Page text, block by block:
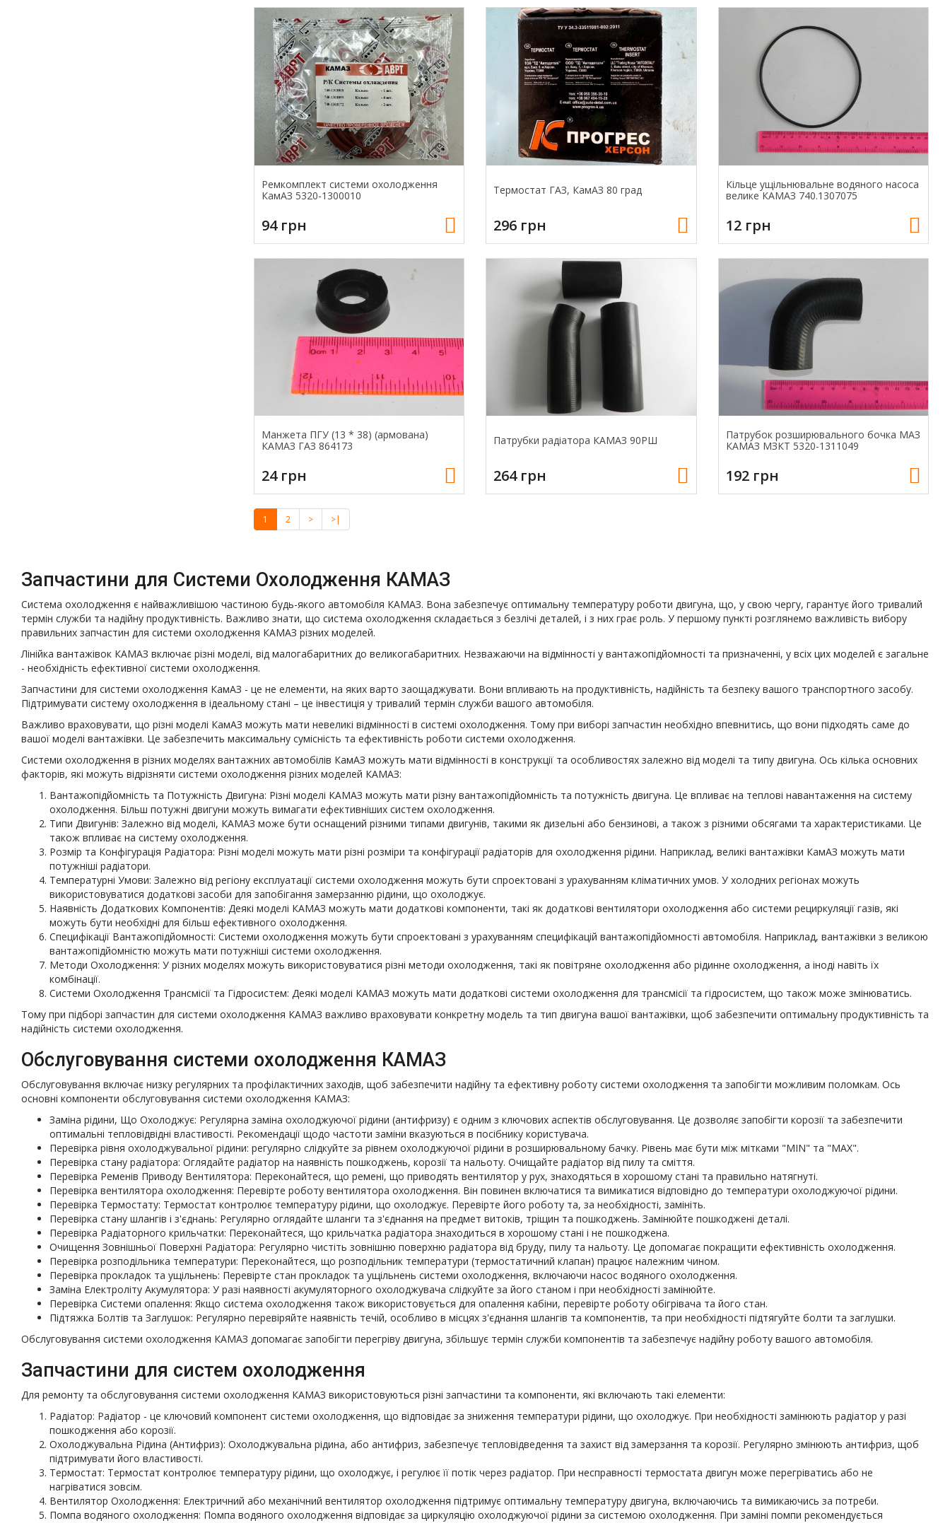
Ремкомплект системи охолодження
КамАЗ 5320-1300010
94 грн
Термостат ГАЗ, КамАЗ 80 град
296 грн
Кільце ущільнювальне водяного насоса
велике КАМАЗ 740.1307075
12 грн
Манжета ПГУ (13 * 38) (армована)
КАМАЗ ГАЗ 864173
24 грн
Патрубки радіатора КАМАЗ 90РШ
264 грн
Патрубок розширювального бочка МАЗ
КАМАЗ МЗКТ 5320-1311049
192 грн
1 2 > >|
Запчастини для Системи Охолодження КАМАЗ
Система охолодження є найважливішою частиною будь-якого автомобіля КАМАЗ. Вона забезпечує оптимальну температуру роботи двигуна, що, у свою чергу, гарантує його тривалий
термін служби та надійну продуктивність. Важливо знати, що система охолодження складається з безлічі деталей, і з них грає роль. У першому пункті розглянемо важливість вибору
правильних запчастин для системи охолодження КАМАЗ різних моделей.
Лінійка вантажівок КАМАЗ включає різні моделі, від малогабаритних до великогабаритних. Незважаючи на відмінності у вантажопідйомності та призначенні, у всіх цих моделей є загальне
- необхідність ефективної системи охолодження.
Запчастини для системи охолодження КамАЗ - це не елементи, на яких варто заощаджувати. Вони впливають на продуктивність, надійність та безпеку вашого транспортного засобу.
Підтримувати систему охолодження в ідеальному стані – це інвестиція у тривалий термін служби вашого автомобіля.
Важливо враховувати, що різні моделі КамАЗ можуть мати невеликі відмінності в системі охолодження. Тому при виборі запчастин необхідно впевнитись, що вони підходять саме до
вашої моделі вантажівки. Це забезпечить максимальну сумісність та ефективність роботи системи охолодження.
Системи охолодження в різних моделях вантажних автомобілів КамАЗ можуть мати відмінності в конструкції та особливостях залежно від моделі та типу двигуна. Ось кілька основних
факторів, які можуть відрізняти системи охолодження різних моделей КАМАЗ:
Вантажопідйомність та Потужність Двигуна: Різні моделі КАМАЗ можуть мати різну вантажопідйомність та потужність двигуна. Це впливає на теплові навантаження на систему
охолодження. Більш потужні двигуни можуть вимагати ефективніших систем охолодження.
Типи Двигунів: Залежно від моделі, КАМАЗ може бути оснащений різними типами двигунів, такими як дизельні або бензинові, а також з різними обсягами та характеристиками. Це
також впливає на систему охолодження.
Розмір та Конфігурація Радіатора: Різні моделі можуть мати різні розміри та конфігурації радіаторів для охолодження рідини. Наприклад, великі вантажівки КамАЗ можуть мати
потужніші радіатори.
Температурні Умови: Залежно від регіону експлуатації системи охолодження можуть бути спроектовані з урахуванням кліматичних умов. У холодних регіонах можуть
використовуватися додаткові засоби для запобігання замерзанню рідини, що охолоджує.
Наявність Додаткових Компонентів: Деякі моделі КАМАЗ можуть мати додаткові компоненти, такі як додаткові вентилятори охолодження або системи рециркуляції газів, які
можуть бути необхідні для більш ефективного охолодження.
Специфікації Вантажопідйомності: Системи охолодження можуть бути спроектовані з урахуванням специфікацій вантажопідйомності автомобіля. Наприклад, вантажівки з великою
вантажопідйомністю можуть мати потужніші системи охолодження.
Методи Охолодження: У різних моделях можуть використовуватися різні методи охолодження, такі як повітряне охолодження або рідинне охолодження, а іноді навіть їх
комбінації.
Системи Охолодження Трансмісії та Гідросистем: Деякі моделі КАМАЗ можуть мати додаткові системи охолодження для трансмісії та гідросистем, що також може змінюватись.
Тому при підборі запчастин для системи охолодження КАМАЗ важливо враховувати конкретну модель та тип двигуна вашої вантажівки, щоб забезпечити оптимальну продуктивність та
надійність системи охолодження.
Обслуговування системи охолодження КАМАЗ
Обслуговування включає низку регулярних та профілактичних заходів, щоб забезпечити надійну та ефективну роботу системи охолодження та запобігти можливим поломкам. Ось
основні компоненти обслуговування системи охолодження КАМАЗ:
Заміна рідини, Що Охолоджує: Регулярна заміна охолоджуючої рідини (антифризу) є одним з ключових аспектів обслуговування. Це дозволяє запобігти корозії та забезпечити
оптимальні тепловідвідні властивості. Рекомендації щодо частоти заміни вказуються в посібнику користувача.
Перевірка рівня охолоджувальної рідини: регулярно слідкуйте за рівнем охолоджуючої рідини в розширювальному бачку. Рівень має бути між мітками "MIN" та "MAX".
Перевірка стану радіатора: Оглядайте радіатор на наявність пошкоджень, корозії та нальоту. Очищайте радіатор від пилу та сміття.
Перевірка Ременів Приводу Вентилятора: Переконайтеся, що ремені, що приводять вентилятор у рух, знаходяться в хорошому стані та правильно натягнуті.
Перевірка вентилятора охолодження: Перевірте роботу вентилятора охолодження. Він повинен включатися та вимикатися відповідно до температури охолоджуючої рідини.
Перевірка Термостату: Термостат контролює температуру рідини, що охолоджує. Перевірте його роботу та, за необхідності, замініть.
Перевірка стану шлангів і з'єднань: Регулярно оглядайте шланги та з'єднання на предмет витоків, тріщин та пошкоджень. Замінюйте пошкоджені деталі.
Перевірка Радіаторного крильчатки: Переконайтеся, що крильчатка радіатора знаходиться в хорошому стані і не пошкоджена.
Очищення Зовнішньої Поверхні Радіатора: Регулярно чистіть зовнішню поверхню радіатора від бруду, пилу та нальоту. Це допомагає покращити ефективність охолодження.
Перевірка розподільника температури: Переконайтеся, що розподільник температури (термостатичний клапан) працює належним чином.
Перевірка прокладок та ущільнень: Перевірте стан прокладок та ущільнень системи охолодження, включаючи насос водяного охолодження.
Заміна Електроліту Акумулятора: У разі наявності акумуляторного охолоджувача слідкуйте за його станом і при необхідності замінюйте.
Перевірка Системи опалення: Якщо система охолодження також використовується для опалення кабіни, перевірте роботу обігрівача та його стан.
Підтяжка Болтів та Заглушок: Регулярно перевіряйте наявність течій, особливо в місцях з'єднання шлангів та компонентів, та при необхідності підтягуйте болти та заглушки.
Обслуговування системи охолодження КАМАЗ допомагає запобігти перегріву двигуна, збільшує термін служби компонентів та забезпечує надійну роботу вашого автомобіля.
Запчастини для систем охолодження
Для ремонту та обслуговування системи охолодження КАМАЗ використовуються різні запчастини та компоненти, які включають такі елементи:
Радіатор: Радіатор - це ключовий компонент системи охолодження, що відповідає за зниження температури рідини, що охолоджує. При необхідності замінюють радіатор у разі
пошкодження або корозії.
Охолоджувальна Рідина (Антифриз): Охолоджувальна рідина, або антифриз, забезпечує тепловідведення та захист від замерзання та корозії. Регулярно змінюють антифриз, щоб
підтримувати його властивості.
Термостат: Термостат контролює температуру рідини, що охолоджує, і регулює її потік через радіатор. При несправності термостата двигун може перегріватись або не
нагріватися зовсім.
Вентилятор Охолодження: Електричний або механічний вентилятор охолодження підтримує оптимальну температуру двигуна, включаючись та вимикаючись за потреби.
Помпа водяного охолодження: Помпа водяного охолодження відповідає за циркуляцію охолоджуючої рідини за системою охолодження. При заміні помпи рекомендується